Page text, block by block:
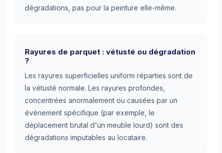
dégradations, pas pour la peinture elle-même.
Rayures de parquet : vétusté ou dégradation
?
Les rayures superficielles uniform réparties sont de
la vétusté normale. Les rayures profondes,
concentrées anormalement ou causées par un
événement spécifique (par exemple, le
déplacement brutal d'un meuble lourd) sont des
dégradations imputables au locataire.